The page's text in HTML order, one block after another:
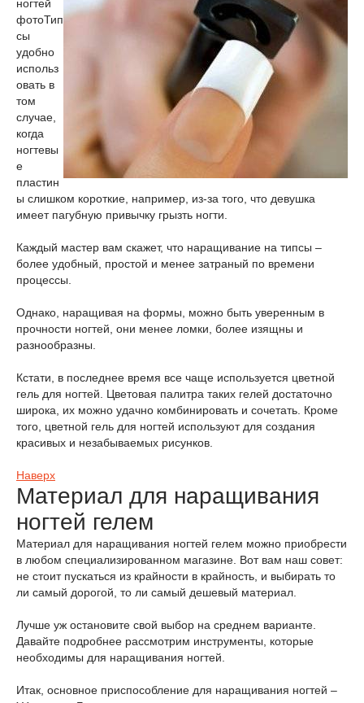
ногтей
фотоТип
сы
удобно
использ
овать в
том
случае,
когда
ногтевы
е
пластин
ы слишком короткие, например, из-за того, что девушка
имеет пагубную привычку грызть ногти.
Каждый мастер вам скажет, что наращивание на типсы –
более удобный, простой и менее затраный по времени
процессы.
Однако, наращивая на формы, можно быть уверенным в
прочности ногтей, они менее ломки, более изящны и
разнообразны.
Кстати, в последнее время все чаще используется цветной
гель для ногтей. Цветовая палитра таких гелей достаточно
широка, их можно удачно комбинировать и сочетать. Кроме
того, цветной гель для ногтей используют для создания
красивых и незабываемых рисунков.
Наверх
Материал для наращивания
ногтей гелем
Материал для наращивания ногтей гелем можно приобрести
в любом специализированном магазине. Вот вам наш совет:
не стоит пускаться из крайности в крайность, и выбирать то
ли самый дорогой, то ли самый дешевый материал.
Лучше уж остановите свой выбор на среднем варианте.
Давайте подробнее рассмотрим инструменты, которые
необходимы для наращивания ногтей.
Итак, основное приспособление для наращивания ногтей –